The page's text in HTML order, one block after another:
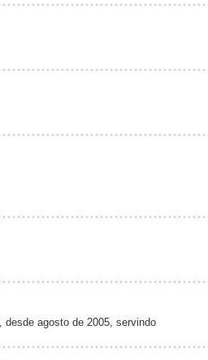
desde agosto de 2005, servindo